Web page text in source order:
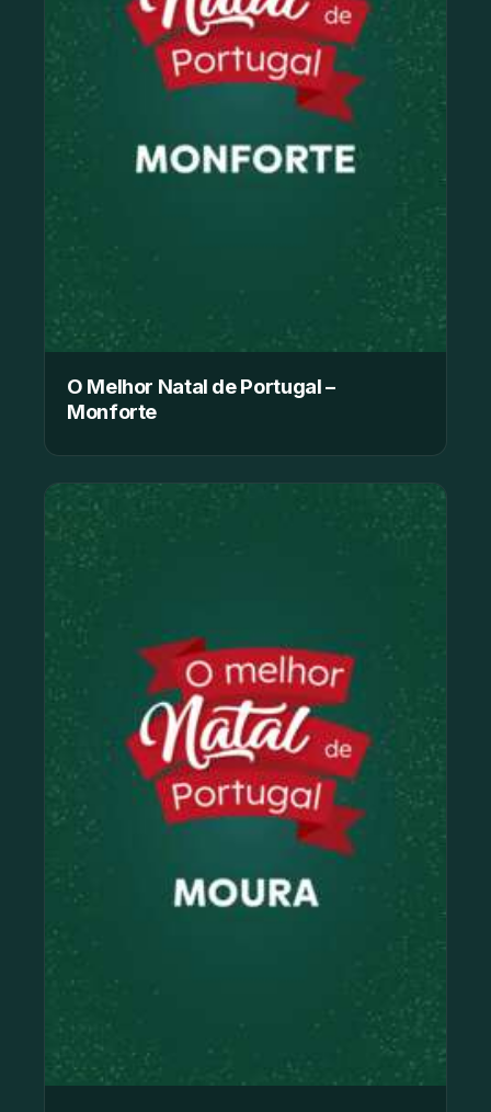
O Melhor Natal de Portugal –
Monforte